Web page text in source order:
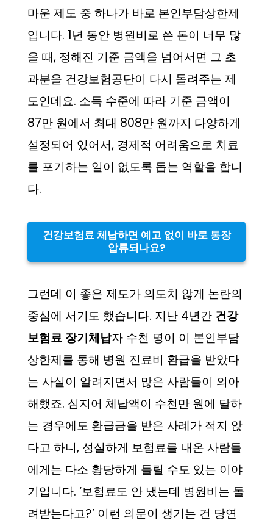
마운 제도 중 하나가 바로 본인부담상한제
입니다. 1년 동안 병원비로 쓴 돈이 너무 많
을 때, 정해진 기준 금액을 넘어서면 그 초
과분을 건강보험공단이 다시 돌려주는 제
도인데요. 소득 수준에 따라 기준 금액이
87만 원에서 최대 808만 원까지 다양하게
설정되어 있어서, 경제적 어려움으로 치료
를 포기하는 일이 없도록 돕는 역할을 합니
다.
건강보험료 체납하면 예고 없이 바로 통장
압류되나요?
그런데 이 좋은 제도가 의도치 않게 논란의
중심에 서기도 했습니다. 지난 4년간 건강
보험료 장기체납자 수천 명이 이 본인부담
상한제를 통해 병원 진료비 환급을 받았다
는 사실이 알려지면서 많은 사람들이 의아
해했죠. 심지어 체납액이 수천만 원에 달하
는 경우에도 환급금을 받은 사례가 적지 않
다고 하니, 성실하게 보험료를 내온 사람들
에게는 다소 황당하게 들릴 수도 있는 이야
기입니다. ‘보험료도 안 냈는데 병원비는 돌
려받는다고?’ 이런 의문이 생기는 건 당연